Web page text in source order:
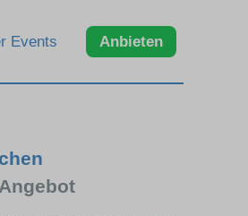
Events Anbieten